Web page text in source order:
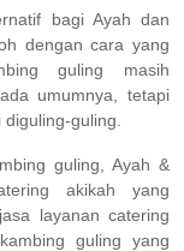
bagi Ayah dan
dengan cara yang
guling masih
umumnya, tetapi
guling.
guling, Ayah &
akikah yang
layanan catering
guling yang